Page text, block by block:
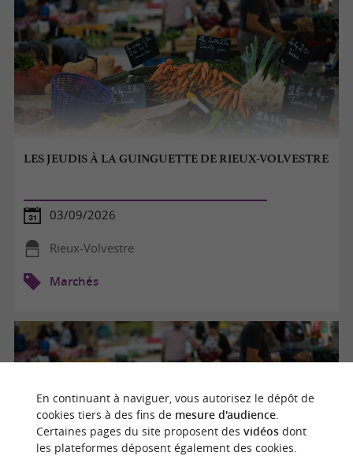
LES JEUDIS À LA GUINGUETTE DE RIEUX-VOLVESTRE
03/09/2026
Rieux-Volvestre
Marchés
En continuant à naviguer, vous autorisez le dépôt de
cookies tiers à des fins de mesure d'audience.
Certaines pages du site proposent des vidéosdont
les plateformes déposent également des cookies.